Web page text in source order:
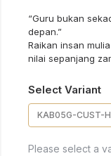
“Guru bukan
depan.”
Raikan insan
nilai sepanjang
Select Variant
KAB05G-CUST-
Please select a